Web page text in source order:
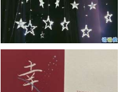
很酷的霸气句子带图片 最新霸
气说说高冷范